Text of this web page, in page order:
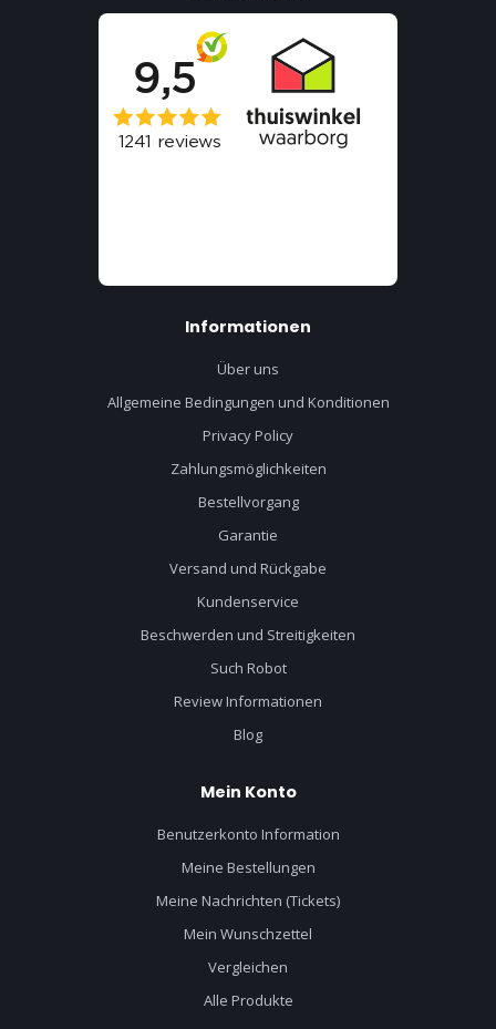
Informationen
Über uns
Allgemeine Bedingungen und Konditionen
Privacy Policy
Zahlungsmöglichkeiten
Bestellvorgang
Garantie
Versand und Rückgabe
Kundenservice
Beschwerden und Streitigkeiten
Such Robot
Review Informationen
Blog
Mein Konto
Benutzerkonto Information
Meine Bestellungen
Meine Nachrichten (Tickets)
Mein Wunschzettel
Vergleichen
Alle Produkte